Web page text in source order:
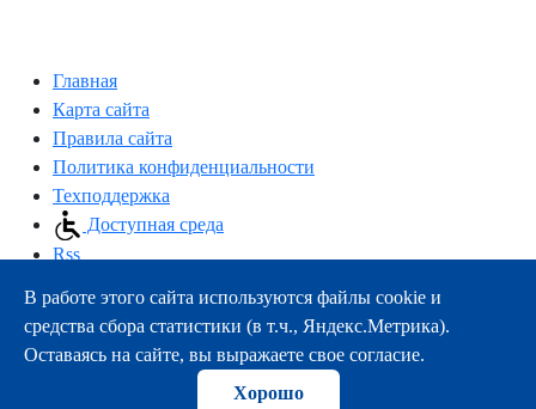
Главная
Карта сайта
Правила сайта
Политика конфиденциальности
Техподдержка
Доступная среда
Rss
163000, г.Архангельск, пр-т Троицкий, 51
тел.:+7 (8182) 21-11-63
e-mail:info@nsmu.ru
В работе этого сайта используются файлы cookie и
средства сбора статистики (в т.ч., Яндекс.Метрика).
Оставаясь на сайте, вы выражаете свое согласие.
Хорошо